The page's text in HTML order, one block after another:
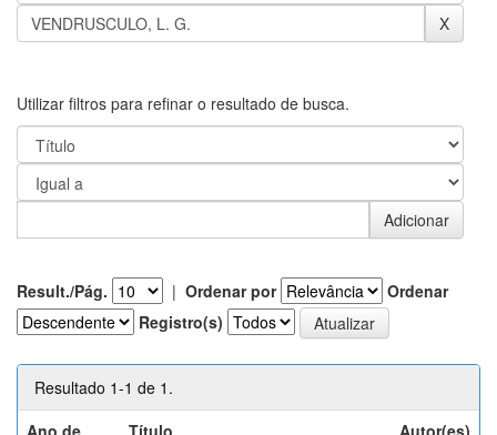
Utilizar filtros para refinar o resultado de busca.
Result./Pág. | Ordenar por
Ordenar
Registro(s)
Resultado 1-1 de 1.
Ano de
Título Autor(es)